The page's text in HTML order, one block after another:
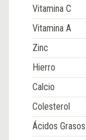
Vitamina C
Vitamina A
Zinc
Hierro
Calcio
Colesterol
Ácidos